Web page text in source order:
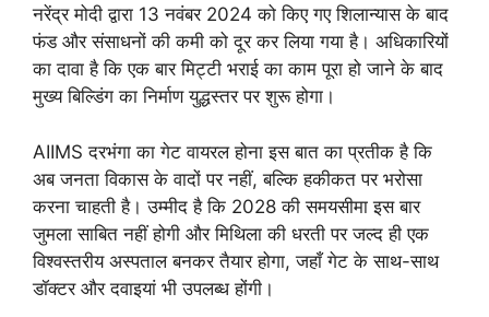
नरेंद्र मोदी द्वारा 13 नवंबर 2024 को किए गए शिलान्यास के बाद
फंड और संसाधनों की कमी को दूर कर लिया गया है। अधिकारियों
का दावा है कि एक बार मिट्टी भराई का काम पूरा हो जाने के बाद
मुख्य बिल्डिंग का निर्माण युद्धस्तर पर शुरू होगा।
AIIMS दरभंगा का गेट वायरल होना इस बात का प्रतीक है कि
अब जनता विकास के वादों पर नहीं, बल्कि हकीकत पर भरोसा
करना चाहती है। उम्मीद है कि 2028 की समयसीमा इस बार
जुमला साबित नहीं होगी और मिथिला की धरती पर जल्द ही एक
विश्वस्तरीय अस्पताल बनकर तैयार होगा, जहाँ गेट के साथ-साथ
डॉक्टर और दवाइयां भी उपलब्ध होंगी।